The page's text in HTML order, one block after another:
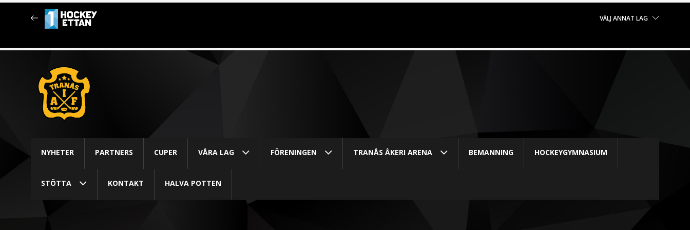
VÄLJ ANNAT LAG
NYHETER PARTNERS CUPER VÅRA LAG FÖRENINGEN TRANÅS ÅKERI ARENA BEMANNING HOCKEYGYMNASIUM
STÖTTA KONTAKT HALVA POTTEN